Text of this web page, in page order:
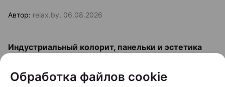
Автор: relax.by, 06.08.2026
Индустриальный колорит, панельки и эстетика
футболках и бейсболках. «Офистон Маркет»
Обработка файлов cookie